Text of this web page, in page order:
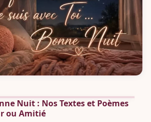
Nuit : Nos Textes et Poèmes
ou Amitié